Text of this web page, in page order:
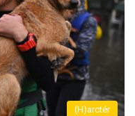
(H)arctér